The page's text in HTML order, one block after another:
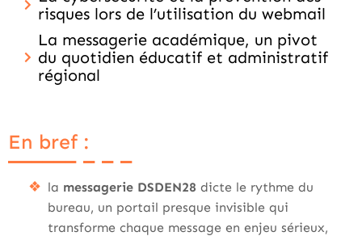
risques lors de l’utilisation du webmail
La messagerie académique, un pivot
du quotidien éducatif et administratif
régional
En bref :
la messagerie DSDEN28 dicte le rythme du
bureau, un portail presque invisible qui
transforme chaque message en enjeu sérieux,